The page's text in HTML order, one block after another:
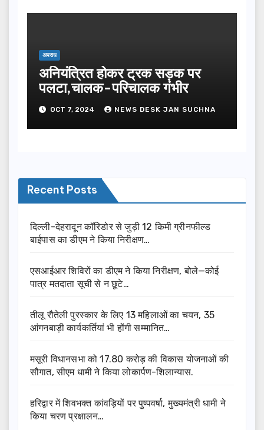
अपराध
अनियंत्रित होकर ट्रक सड़क पर
पलटा,चालक-परिचालक गंभीर
OCT 7, 2024 NEWS DESK JAN SUCHNA
Recent Posts
दिल्ली-देहरादून कॉरिडोर से जुड़ी 12 किमी ग्रीनफील्ड
बाईपास का डीएम ने किया निरीक्षण…
एसआईआर शिविरों का डीएम ने किया निरीक्षण, बोले—कोई
पात्र मतदाता सूची से न छूटे…
तीलू रौतेली पुरस्कार के लिए 13 महिलाओं का चयन, 35
आंगनबाड़ी कार्यकर्तियां भी होंगी सम्मानित…
मसूरी विधानसभा को 17.80 करोड़ की विकास योजनाओं की
सौगात, सीएम धामी ने किया लोकार्पण-शिलान्यास.
हरिद्वार में शिवभक्त कांवड़ियों पर पुष्पवर्षा, मुख्यमंत्री धामी ने
किया चरण प्रक्षालन…